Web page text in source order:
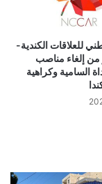
للعلاقات الكندية-
من إلغاء مناصب
السامية وكراهية